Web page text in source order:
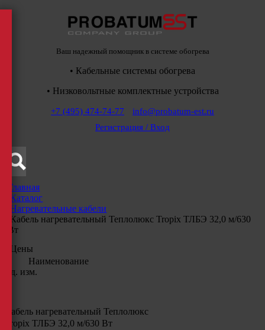
Ваш надежный помощник в системе обогрева
• Кабельные системы обогрева
• Низковольтные комплектные устройства
+7 (495) 474-74-77
info@probatum-est.ru
Регистрация / Вход
Главная
Каталог
Нагревательные кабели
Кабель нагревательный Теплолюкс Tropix ТЛБЭ 32,0 м/630
Вт
Цены
Наименование
Ед. изм.
Кабель нагревательный Теплолюкс
Tropix ТЛБЭ 32,0 м/630 Вт